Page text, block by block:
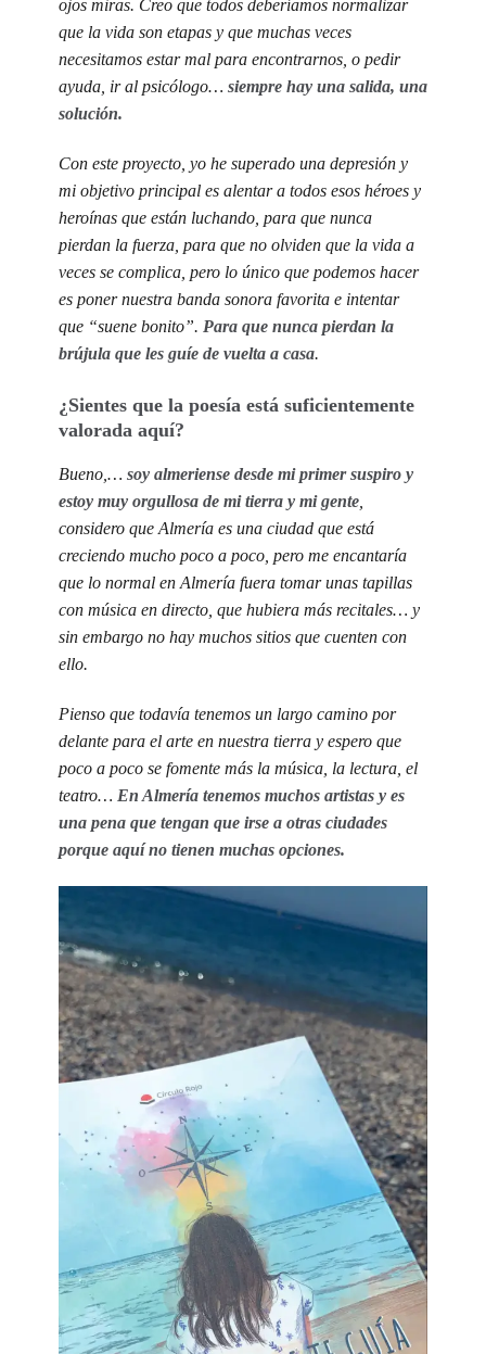
ojos miras. Creo que todos deberíamos normalizar
que la vida son etapas y que muchas veces
necesitamos estar mal para encontrarnos, o pedir
ayuda, ir al psicólogo… siempre hay una salida, una
solución.
Con este proyecto, yo he superado una depresión y
mi objetivo principal es alentar a todos esos héroes y
heroínas que están luchando, para que nunca
pierdan la fuerza, para que no olviden que la vida a
veces se complica, pero lo único que podemos hacer
es poner nuestra banda sonora favorita e intentar
que “suene bonito”. Para que nunca pierdan la
brújula que les guíe de vuelta a casa.
¿Sientes que la poesía está suficientemente
valorada aquí?
Bueno,… soy almeriense desde mi primer suspiro y
estoy muy orgullosa de mi tierra y mi gente
considero que Almería es una ciudad que está
creciendo mucho poco a poco, pero me encantaría
que lo normal en Almería fuera tomar unas tapillas
con música en directo, que hubiera más recitales… y
sin embargo no hay muchos sitios que cuenten con
ello.
Pienso que todavía tenemos un largo camino por
delante para el arte en nuestra tierra y espero que
poco a poco se fomente más la música, la lectura, el
teatro… En Almería tenemos muchos artistas y es
una pena que tengan que irse a otras ciudades
porque aquí no tienen muchas opciones.